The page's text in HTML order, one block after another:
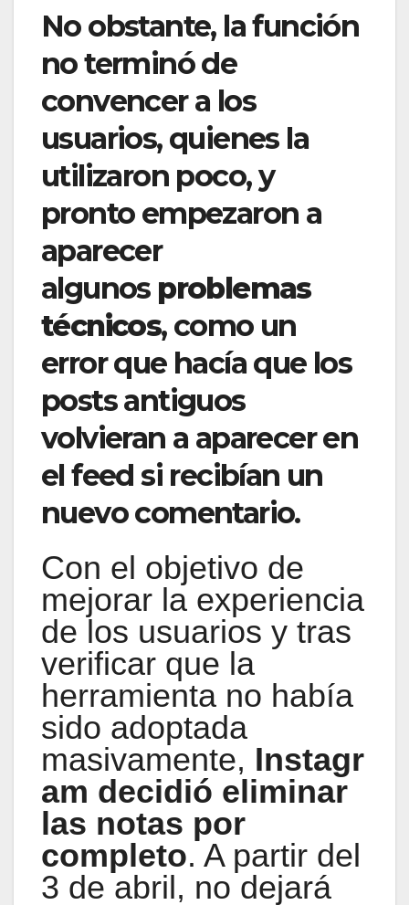
No obstante, la función
no terminó de
convencer a los
usuarios, quienes la
utilizaron poco, y
pronto empezaron a
aparecer
algunos problemas
técnicos, como un
error que hacía que los
posts antiguos
volvieran a aparecer en
el feed si recibían un
nuevo comentario.
Con el objetivo de
mejorar la experiencia
de los usuarios y tras
verificar que la
herramienta no había
sido adoptada
masivamente, Instagr
am decidió eliminar
las notas por
completo. A partir del
3 de abril, no dejará